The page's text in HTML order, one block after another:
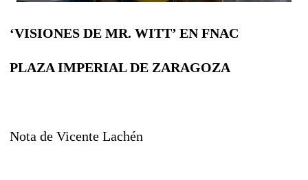
‘VISIONES DE MR. WITT’ EN FNAC
PLAZA IMPERIAL DE ZARAGOZA
Nota de Vicente Lachén